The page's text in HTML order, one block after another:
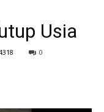
Usia
0